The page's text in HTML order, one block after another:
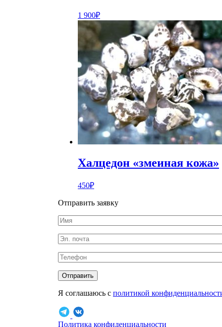
1 900₽
Халцедон «змеиная кожа»
450₽
Отправить заявку
Отправить
Я соглашаюсь с политикой
Политика конфиденциальности